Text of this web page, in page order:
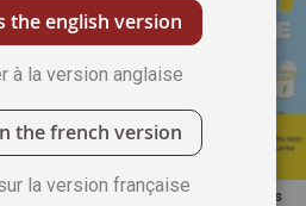
50 gestes anti-inflammatoires
the english version
à la version anglaise
the french version
la version française